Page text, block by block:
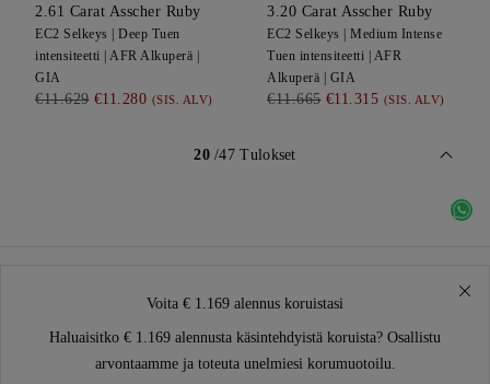
2.61 Carat Asscher Ruby
EC2 Selkeys | Deep Tuen
intensiteetti | AFR Alkuperä |
GIA
€11.629 €11.280 (SIS. ALV)
3.20 Carat Asscher Ruby
EC2 Selkeys | Medium Intense
Tuen intensiteetti | AFR
Alkuperä | GIA
€11.665 €11.315 (SIS. ALV)
20/47 Tulokset
Voita € 1.169 alennus koruistasi
Haluaisitko € 1.169 alennusta käsintehdyistä koruista? Osallistu
arvontaamme ja toteuta unelmiesi korumuotoilu.